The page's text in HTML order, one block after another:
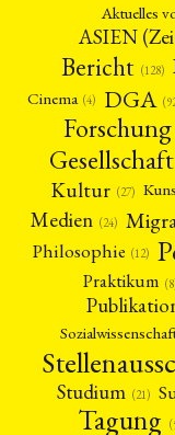
Aktuelles
ASIEN
Bericht (128)
Cinema (4) DGA
Forschung
Gesellschaft
Kultur (27)
Medien (24)
Philosophie (12)
Praktikum
Studium (21)
Tagung